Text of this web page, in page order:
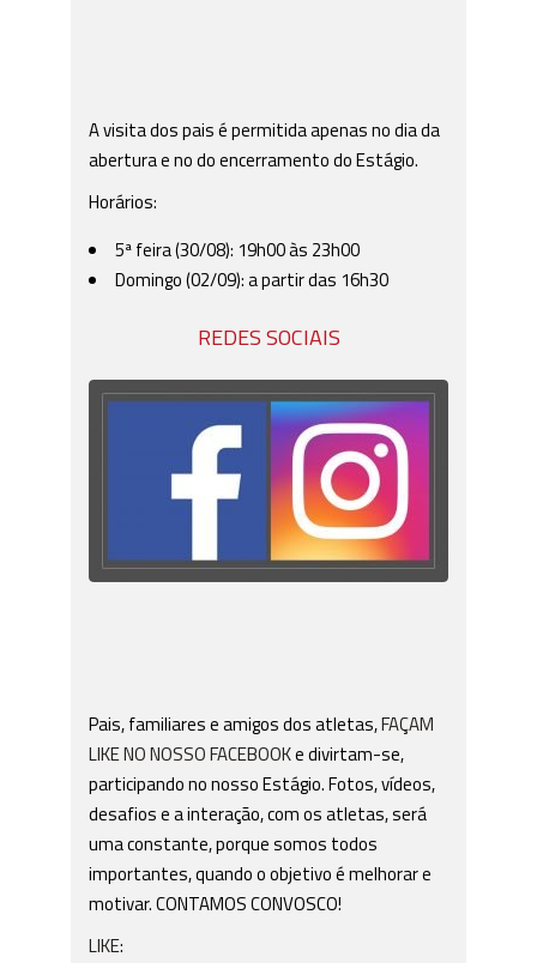
A visita dos pais é permitida apenas no dia da
abertura e no do encerramento do Estágio.
Horários:
5ª feira (30/08): 19h00 às 23h00
Domingo (02/09): a partir das 16h30
REDES SOCIAIS
Pais, familiares e amigos dos atletas,FAÇAM
LIKE NO NOSSO FACEBOOKe divirtam-se,
participando no nosso Estágio. Fotos, vídeos,
desafios e a interação, com os atletas, será
uma constante, porque somos todos
importantes, quando o objetivo é melhorar e
motivar. CONTAMOS CONVOSCO!
LIKE: